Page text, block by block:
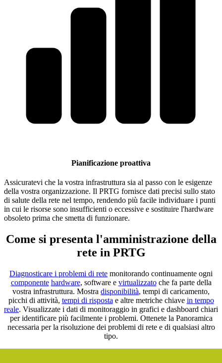
Pianificazione proattiva
Assicuratevi che la vostra infrastruttura sia al passo con le esigenze
della vostra organizzazione. Il PRTG fornisce dati precisi sullo stato
di salute della rete nel tempo, rendendo più facile individuare i punti
in cui le risorse sono insufficienti o eccessive e sostituire l'hardware
obsoleto prima che smetta di funzionare.
Come si presenta l'amministrazione della
rete in PRTG
Diagnosticare i problemi di rete monitorando continuamente ogni
componente hardware, software e virtualizzatoche fa parte della
vostra infrastruttura. Mostra disponibilità, tempi di caricamento,
picchi di attività, tempi di risposta e altre metriche chiave in tempo
reale. Visualizzate i dati di monitoraggio in grafici e dashboard chiari
per identificare più facilmente i problemi. Ottenete la Panoramica
necessaria per la risoluzione dei problemi di rete e di qualsiasi altro
tipo.